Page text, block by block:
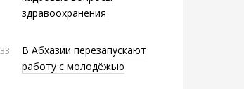
здравоохранения
В Абхазии перезапускают
работу с молодёжью